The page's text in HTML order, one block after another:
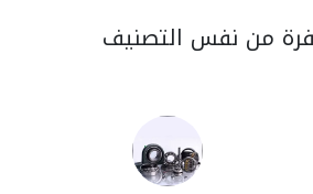
من نفس التصنيف